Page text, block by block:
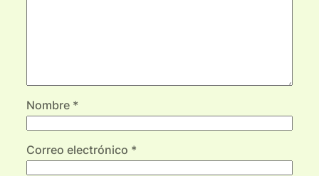
Nombre *
Correo electrónico *